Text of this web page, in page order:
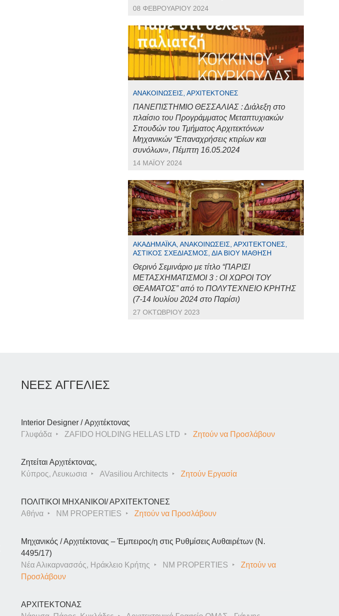
08 ΦΕΒΡΟΥΑΡΊΟΥ 2024
ΑΝΑΚΟΙΝΏΣΕΙΣ, ΑΡΧΙΤΈΚΤΟΝΕΣ
ΠΑΝΕΠΙΣΤΗΜΙΟ ΘΕΣΣΑΛΙΑΣ : Διάλεξη στο
πλαίσιο του Προγράμματος Μεταπτυχιακών
Σπουδών του Τμήματος Αρχιτεκτόνων
Μηχανικών “Επαναχρήσεις κτιρίων και
συνόλων», Πέμπτη 16.05.2024
14 ΜΑΪ́ΟΥ 2024
ΑΚΑΔΗΜΑΪΚΆ, ΑΝΑΚΟΙΝΏΣΕΙΣ, ΑΡΧΙΤΈΚΤΟΝΕΣ,
ΑΣΤΙΚΌΣ ΣΧΕΔΙΑΣΜΌΣ, ΔΙΆ ΒΊΟΥ ΜΆΘΗΣΗ
Θερινό Σεμινάριο με τίτλο “ΠΑΡΙΣΙ
ΜΕΤΑΣΧΗΜΑΤΙΣΜΟΙ 3 : ΟΙ ΧΩΡΟΙ ΤΟΥ
ΘΕΑΜΑΤΟΣ” από το ΠΟΛΥΤΕΧΝΕΙΟ ΚΡΗΤΗΣ
(7-14 Ιουλίου 2024 στο Παρίσι)
27 ΟΚΤΩΒΡΊΟΥ 2023
ΝΕΕΣ ΑΓΓΕΛΙΕΣ
Interior Designer / Αρχιτέκτονας
Γλυφάδα
ZAFIDO HOLDING HELLAS LTD Ζητούν να Προσλάβουν
Ζητείται Αρχιτέκτονας,
Κύπρος, Λευκωσια
AVasiliou Architects Ζητούν Εργασία
ΠΟΛΙΤΙΚΟΙ ΜΗΧΑΝΙΚΟΙ/ ΑΡΧΙΤΕΚΤΟΝΕΣ
Αθήνα
NM PROPERTIES Ζητούν να Προσλάβουν
Μηχανικός / Αρχιτέκτονας – Έμπειρος/η στις Ρυθμίσεις Αυθαιρέτων (Ν.
4495/17)
Νέα Αλικαρνασσός, Ηράκλειο Κρήτης
NM PROPERTIES
Ζητούν να
Προσλάβουν
ΑΡΧΙΤΕΚΤΟΝΑΣ